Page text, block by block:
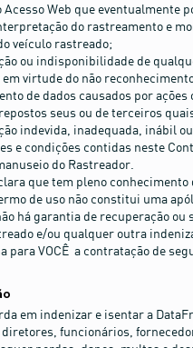
Web que eventualmente
do rastreamento e
veículo rastreado;
ou indisponibilidade de
virtude do não
de dados causados por ações
seus ou de terceiros
indevida, inadequada, inábil
e condições contidas neste
do Rastreador.
que tem pleno conhecimento
de uso não constitui uma
há garantia de recuperação ou
e/ou qualquer outra
para VOCÊ a contratação de
em indenizar e isentar a
funcionários,